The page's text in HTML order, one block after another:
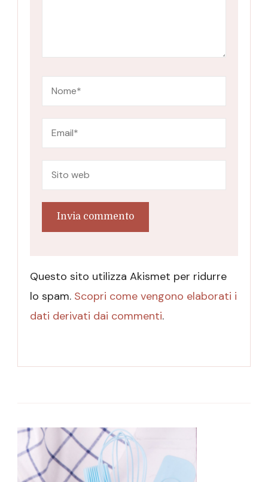
Questo sito utilizza Akismet per ridurre
lo spam. Scopri come vengono elaborati i
dati derivati dai commenti.